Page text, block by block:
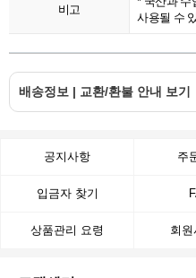
비고
사용될 수
배송정보 | 교환/환불 안내 보기
공지사항 주
입금자 찾기
상품관리 요령 회원